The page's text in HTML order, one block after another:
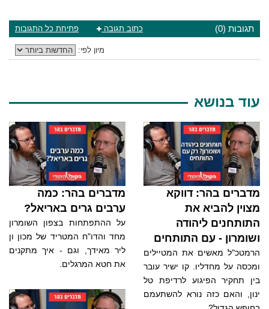
תגובות (0) פתיחת כל התגובות כתוב תגובה
מיון לפי:
עוד בנושא
מדברים בהר: דווקא
מצוין להביא את
התותחנים ליהודה
ושומרון - עם התותחים
הרמטכ"ל מאשים את המטיילים
ומכסה על מחדליו. קו ישיר עובר
בין תחקיר הפיגוע לרדיפת טל
ינון, והאם כזה נורא להשתעמם
מדברים בהר: כמה
ערבים גרים באריאל?
על ההתפתחות בצפון השומרון
מחד והדו"ח המטריד של מכון ון
ליר מאידך, וגם - איך מתקנים
את חטא המרגלים.